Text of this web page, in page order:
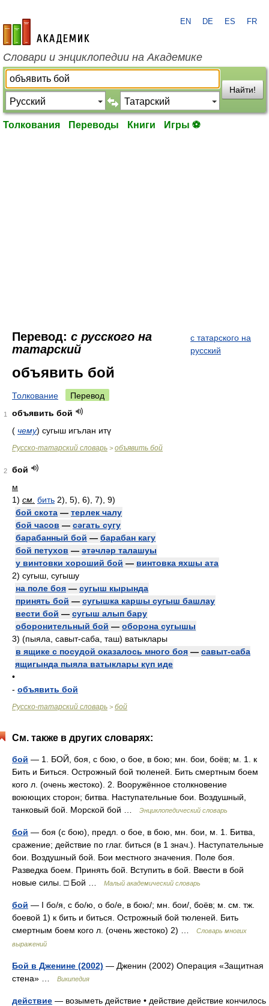
academic.ru
EN DE ES FR
Словари и энциклопедии на Академике
Найти!
Толкования Переводы Книги Игры ⚽
Перевод: с русского на
татарский
с татарского на
русский
объявить бой
Толкование Перевод
1
объявить бой
( чему) сугыш игълан итү
Русско-татарский словарь > объявить бой
2
бой
м
1) см. бить 2), 5), 6), 7), 9)
бой скота — терлек чалу
бой часов — сәгать сугу
барабанный бой — барабан кагу
бой петухов — әтәчләр талашуы
у винтовки хороший бой — винтовка яхшы ата
2) сугыш, сугышу
на поле боя — сугыш кырында
принять бой — сугышка каршы сугыш башлау
вести бой — сугыш алып бару
оборонительный бой — оборона сугышы
3) (пыяла, савыт-саба, таш) ватыклары
в ящике с посудой оказалось много боя — савыт-саба
ящигында пыяла ватыклары күп иде
•
- объявить бой
Русско-татарский словарь > бой
См. также в других словарях:
бой — 1. БОЙ, боя, с бою, о бое, в бою; мн. бои, боёв; м. 1. к
Бить и Биться. Острожный бой тюленей. Бить смертным боем
кого л. (очень жестоко). 2. Вооружённое столкновение
воюющих сторон; битва. Наступательные бои. Воздушный,
танковый бой. Морской бой …
Энциклопедический словарь
бой — боя (с бою), предл. о бое, в бою, мн. бои, м. 1. Битва,
сражение; действие по глаг. биться (в 1 знач.). Наступательные
бои. Воздушный бой. Бои местного значения. Поле боя.
Разведка боем. Принять бой. Вступить в бой. Ввести в бой
новые силы. □ Бой …
Малый академический словарь
бой — I бо/я, с бо/ю, о бо/е, в бою/; мн. бои/, боёв; м. см. тж.
боевой 1) к бить и биться. Острожный бой тюленей. Бить
смертным боем кого л. (очень жестоко) 2) …
Словарь многих
выражений
Бой в Дженине (2002) — Дженин (2002) Операция «Защитная
стена» …
Википедия
действие — возыметь действие • действие действие кончилось